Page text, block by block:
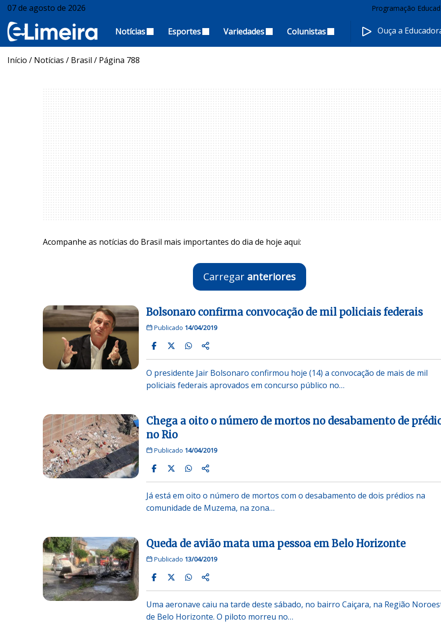
07 de agosto de 2026 Programação
Notícias Esportes Variedades Colunistas Ouça a
Início / Notícias / Brasil / Página 788
Acompanhe as notícias do Brasil mais importantes do dia de hoje aqui:
Carregar anteriores
Bolsonaro confirma convocação de mil policiais federais
Publicado 14/04/2019
O presidente Jair Bolsonaro confirmou hoje (14) a convocação de mais de mil
policiais federais aprovados em concurso público no…
Chega a oito o número de mortos no desabamento de
no Rio
Publicado 14/04/2019
Já está em oito o número de mortos com o desabamento de dois prédios na
comunidade de Muzema, na zona…
Queda de avião mata uma pessoa em Belo Horizonte
Publicado 13/04/2019
Uma aeronave caiu na tarde deste sábado, no bairro Caiçara, na Região
de Belo Horizonte. O piloto morreu no…